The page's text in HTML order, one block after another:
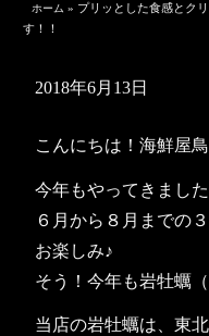
ホーム » プリッとした食感とク
す！！
2018年6月13日
こんにちは！海鮮屋
今年もやってきました
６月から８月までの
お楽しみ♪
そう！今年も岩牡蠣
当店の岩牡蠣は、東